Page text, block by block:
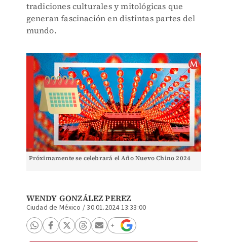
tradiciones culturales y mitológicas que
generan fascinación en distintas partes del
mundo.
Próximamente se celebrará el Año Nuevo Chino 2024
WENDY GONZÁLEZ PEREZ
Ciudad de México /30.01.2024 13:33:00